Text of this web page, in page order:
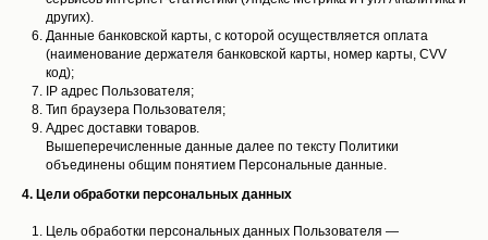
других).
Данные банковской карты, с которой осуществляется оплата
(наименование держателя банковской карты, номер карты, CVV
код);
IP адрес Пользователя;
Тип браузера Пользователя;
Адрес доставки товаров.
Вышеперечисленные данные далее по тексту Политики
объединены общим понятием Персональные данные.
4. Цели обработки персональных данных
Цель обработки персональных данных Пользователя —